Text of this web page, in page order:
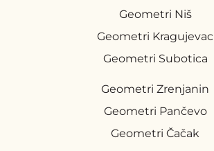
Geometri Niš
Geometri Kragujevac
Geometri Subotica
Geometri Zrenjanin
Geometri Pančevo
Geometri Čačak